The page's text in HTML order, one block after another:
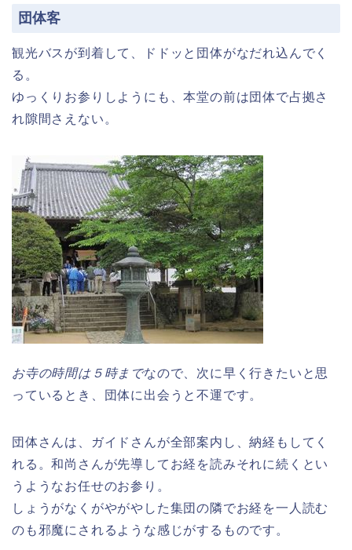
団体客
観光バスが到着して、ドドッと団体がなだれ込んでく
る。
ゆっくりお参りしようにも、本堂の前は団体で占拠さ
れ隙間さえない。
お寺の時間は５時までなので、次に早く行きたいと思
っているとき、団体に出会うと不運です。
団体さんは、ガイドさんが全部案内し、納経もしてく
れる。和尚さんが先導してお経を読みそれに続くとい
うようなお任せのお参り。
しょうがなくがやがやした集団の隣でお経を一人読む
のも邪魔にされるような感じがするものです。